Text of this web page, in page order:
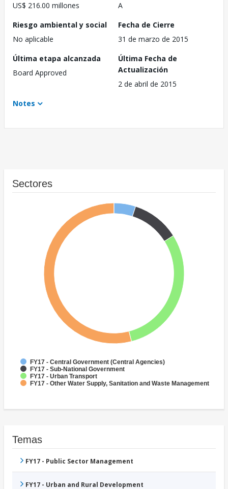
US$ 216.00 millones
A
Riesgo ambiental y social
No aplicable
Fecha de Cierre
31 de marzo de 2015
Última etapa alcanzada
Board Approved
Última Fecha de
Actualización
2 de abril de 2015
Notes
Sectores
FY17 - Central Government (Central Agencies)
FY17 - Sub-National Government
FY17 - Urban Transport
FY17 - Other Water Supply, Sanitation and Waste Management
Temas
FY17 - Public Sector Management
FY17 - Urban and Rural Development